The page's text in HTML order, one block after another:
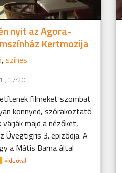
nyit az Agora-
Kertmozija
, színes
17:20
filmeket szombat
könnyed, szórakoztató
majd a nézőket,
Üvegtigris 3. epizódja. A
a Mátis Barna által